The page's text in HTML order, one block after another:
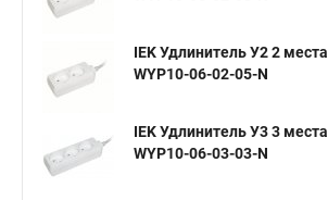
IEK Удлинитель У2 2 места
WYP10-06-02-05-N
IEK Удлинитель У3 3 места
WYP10-06-03-03-N